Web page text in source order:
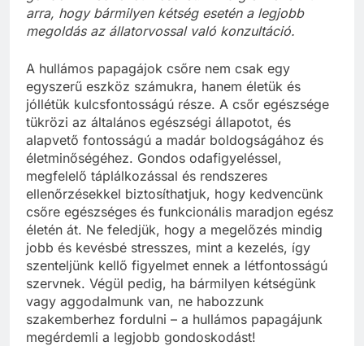
arra, hogy bármilyen kétség esetén a legjobb
megoldás az állatorvossal való konzultáció.
A hullámos papagájok csőre nem csak egy
egyszerű eszköz számukra, hanem életük és
jóllétük kulcsfontosságú része. A csőr egészsége
tükrözi az általános egészségi állapotot, és
alapvető fontosságú a madár boldogságához és
életminőségéhez. Gondos odafigyeléssel,
megfelelő táplálkozással és rendszeres
ellenőrzésekkel biztosíthatjuk, hogy kedvencünk
csőre egészséges és funkcionális maradjon egész
életén át. Ne feledjük, hogy a megelőzés mindig
jobb és kevésbé stresszes, mint a kezelés, így
szenteljünk kellő figyelmet ennek a létfontosságú
szervnek. Végül pedig, ha bármilyen kétségünk
vagy aggodalmunk van, ne habozzunk
szakemberhez fordulni – a hullámos papagájunk
megérdemli a legjobb gondoskodást!